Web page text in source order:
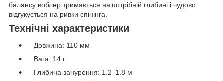
балансу воблер тримається на потрібній глибині і чудово
відгукується на ривки спінінга.
Технічні характеристики
Довжина: 110 мм
Вага: 14 г
Глибина занурення: 1.2–1.8 м